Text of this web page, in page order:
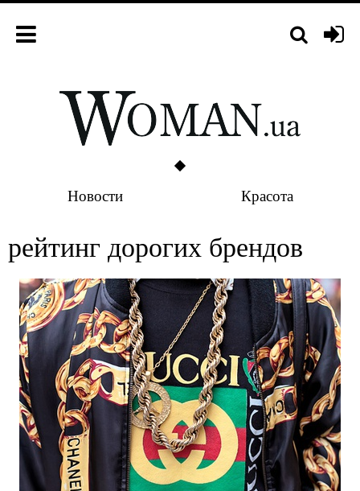
Новости Красота
рейтинг дорогих брендов